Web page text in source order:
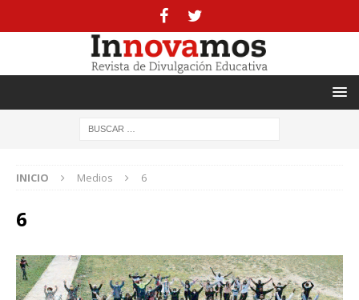
INICIO Medios 6
6